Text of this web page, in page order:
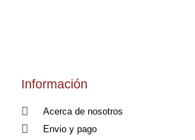
Información
Acerca de nosotros
Envio y pago